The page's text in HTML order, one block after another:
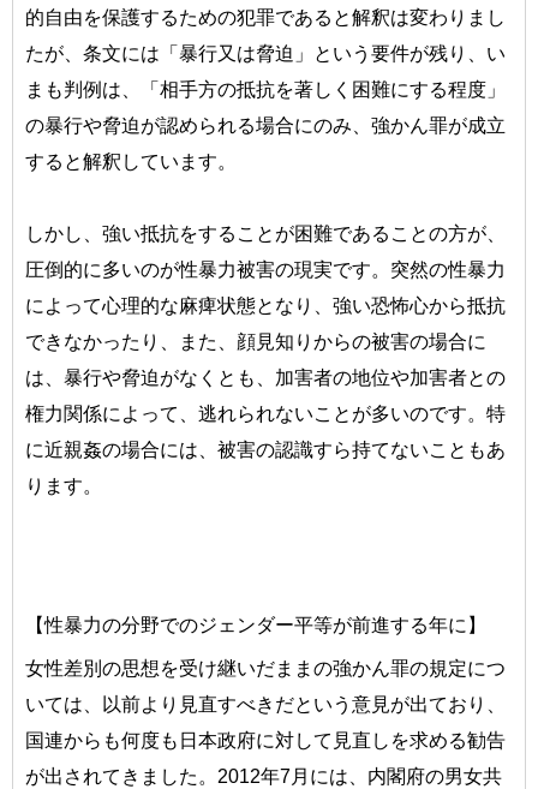
的自由を保護するための犯罪であると解釈は変わりまし
たが、条文には「暴行又は脅迫」という要件が残り、い
まも判例は、「相手方の抵抗を著しく困難にする程度」
の暴行や脅迫が認められる場合にのみ、強かん罪が成立
すると解釈しています。
しかし、強い抵抗をすることが困難であることの方が、
圧倒的に多いのが性暴力被害の現実です。突然の性暴力
によって心理的な麻痺状態となり、強い恐怖心から抵抗
できなかったり、また、顔見知りからの被害の場合に
は、暴行や脅迫がなくとも、加害者の地位や加害者との
権力関係によって、逃れられないことが多いのです。特
に近親姦の場合には、被害の認識すら持てないこともあ
ります。
【性暴力の分野でのジェンダー平等が前進する年に】
女性差別の思想を受け継いだままの強かん罪の規定につ
いては、以前より見直すべきだという意見が出ており、
国連からも何度も日本政府に対して見直しを求める勧告
が出されてきました。2012年7月には、内閣府の男女共